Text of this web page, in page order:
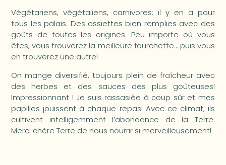
Végétariens, végétaliens, carnivores; il y en a pour
tous les palais. Des assiettes bien remplies avec des
goûts de toutes les origines. Peu importe où vous
êtes, vous trouverez la meilleure fourchette… puis vous
en trouverez une autre!
On mange diversifié, toujours plein de fraîcheur avec
des herbes et des sauces des plus goûteuses!
Impressionnant ! Je suis rassasiée à coup sûr et mes
papilles jouissent à chaque repas! Avec ce climat, ils
cultivent intelligemment l’abondance de la Terre.
Merci chère Terre de nous nourrir si merveilleusement!